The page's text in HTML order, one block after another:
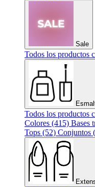
Sale
Todos los productos
Todos los productos
Colores (415) Bases
Tops (52) Conjuntos